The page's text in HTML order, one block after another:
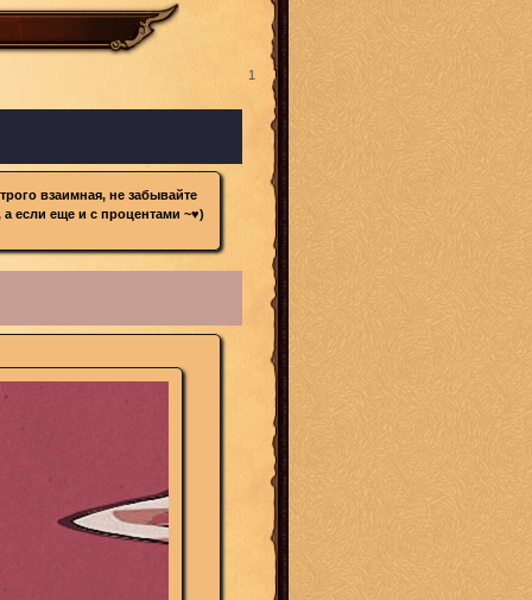
1
взаимная, не забывайте
если еще и с процентами ~♥)